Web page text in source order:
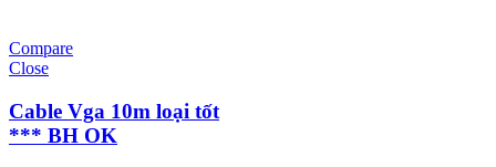
Compare
Close
Cable Vga 10m loại tốt
*** BH OK